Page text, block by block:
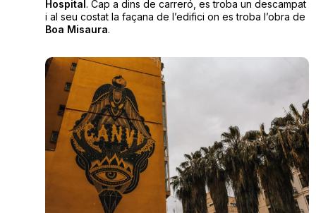
Hospital. Cap a dins de carreró, es troba un descampat
i al seu costat la façana de l’edifici on es troba l’obra de
Boa Misaura.